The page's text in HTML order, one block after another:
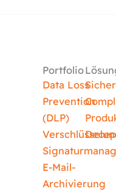
Portfolio
Data Loss
Prevention
(DLP)
E-Mail-
Archivierung